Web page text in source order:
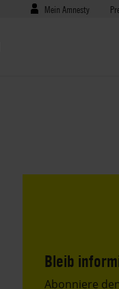
Benutzermenü
Mein Amnesty
Bleib
Header
Abonniere